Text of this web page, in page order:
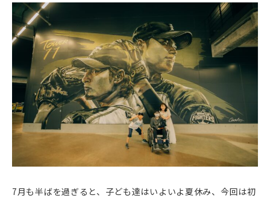
7月も半ばを過ぎると、子ども達はいよいよ夏休み、今回は初